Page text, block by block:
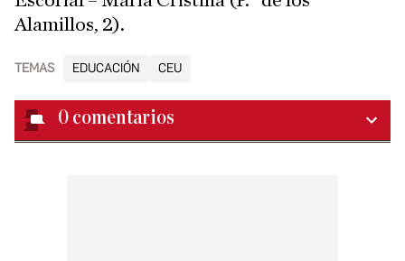
Alamillos, 2).
TEMAS EDUCACIÓN CEU
0 comentarios